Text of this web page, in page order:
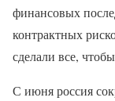
финансовых
контрактных
сделали все,
С июня россия